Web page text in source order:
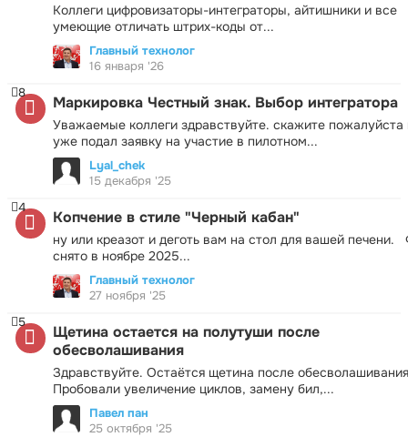
Коллеги цифровизаторы-интеграторы, айтишники и все
умеющие отличать штрих-коды от...
Главный технолог
16 января '26
Маркировка Честный знак. Выбор интегратора
Уважаемые коллеги здравствуйте. скажите пожалуйста
уже подал заявку на участие в пилотном...
8
Lyal_chek
15 декабря '25
Копчение в стиле "Черный кабан"
ну или креазот и деготь вам на стол для вашей печени.
снято в ноябре 2025...
4
Главный технолог
27 ноября '25
Щетина остается на полутуши после
обесволашивания
Здравствуйте. Остаётся щетина после
Пробовали увеличение циклов, замену бил,...
5
Павел пан
25 октября '25